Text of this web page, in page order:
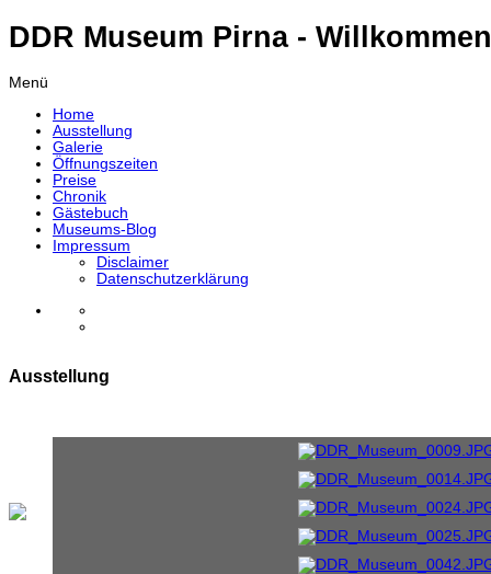
DDR Museum Pirna -
Menü
Home
Ausstellung
Galerie
Öffnungszeiten
Preise
Chronik
Gästebuch
Museums-Blog
Impressum
Disclaimer
Datenschutzerklärung
Ausstellung